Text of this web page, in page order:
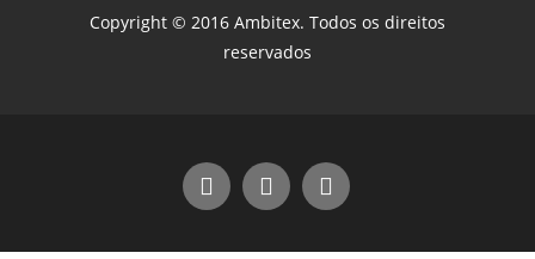
Copyright © 2016 Ambitex. Todos os direitos
reservados